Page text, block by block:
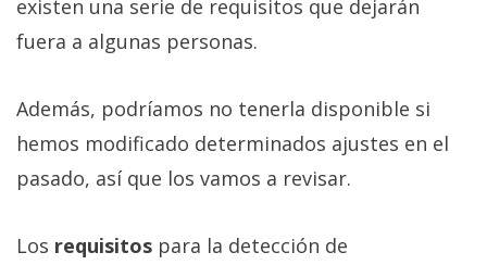
existen una serie de requisitos que dejarán
fuera a algunas personas.
Además, podríamos no tenerla disponible si
hemos modificado determinados ajustes en el
pasado, así que los vamos a revisar.
Los requisitos para la detección de